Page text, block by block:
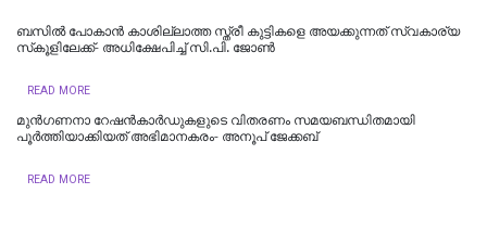
ബസിൽ പോകാൻ കാശില്ലാത്ത സ്ത്രീ കുട്ടികളെ അയക്കുന്നത് സ്വകാര്യ
സ്‌കൂളിലേക്ക്- അധിക്ഷേപിച്ച് സി.പി. ജോൺ
READ MORE
മുൻഗണനാ റേഷൻകാർഡുകളുടെ വിതരണം സമയബന്ധിതമായി
പൂർത്തിയാക്കിയത് അഭിമാനകരം- അനൂപ് ജേക്കബ്
READ MORE